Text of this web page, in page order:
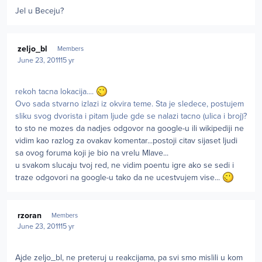
Jel u Beceju?
zeljo_bl Members
June 23, 201115 yr
rekoh tacna lokacija....
Ovo sada stvarno izlazi iz okvira teme. Sta je sledece, postujem
sliku svog dvorista i pitam ljude gde se nalazi tacno (ulica i broj)?
to sto ne mozes da nadjes odgovor na google-u ili wikipediji ne
vidim kao razlog za ovakav komentar...postoji citav sijaset ljudi
sa ovog foruma koji je bio na vrelu Mlave...
u svakom slucaju tvoj red, ne vidim poentu igre ako se sedi i
traze odgovori na google-u tako da ne ucestvujem vise...
rzoran Members
June 23, 201115 yr
Ajde zeljo_bl, ne preteruj u reakcijama, pa svi smo mislili u kom